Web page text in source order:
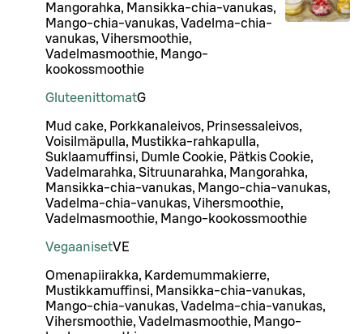
Mangorahka, Mansikka-chia-vanukas,
Mango-chia-vanukas, Vadelma-chia-
vanukas, Vihersmoothie,
Vadelmasmoothie, Mango-
kookossmoothie
GluteenittomatG
Mud cake, Porkkanaleivos, Prinsessaleivos,
Voisilmäpulla, Mustikka-rahkapulla,
Suklaamuffinsi, Dumle Cookie, Pätkis Cookie,
Vadelmarahka, Sitruunarahka, Mangorahka,
Mansikka-chia-vanukas, Mango-chia-vanukas,
Vadelma-chia-vanukas, Vihersmoothie,
Vadelmasmoothie, Mango-kookossmoothie
VegaanisetVE
Omenapiirakka, Kardemummakierre,
Mustikkamuffinsi, Mansikka-chia-vanukas,
Mango-chia-vanukas, Vadelma-chia-vanukas,
Vihersmoothie, Vadelmasmoothie, Mango-